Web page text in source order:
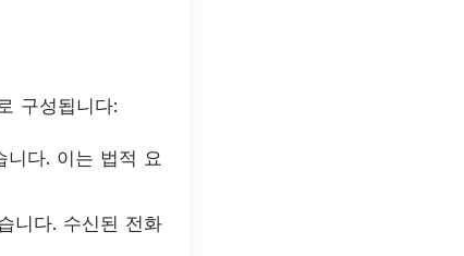
구성됩니다:
니다. 이는 법적 요
니다. 수신된 전화